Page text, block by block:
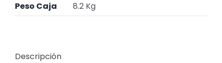
Peso Caja
8.2 Kg
Descripción